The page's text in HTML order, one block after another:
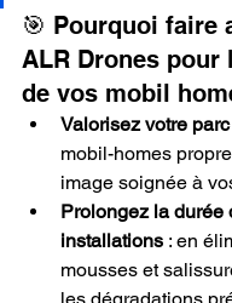
🎯 Pourquoi faire
ALR Drones pour
de vos mobil
Valorisez votre
mobil-homes
image soignée à
Prolongez la durée
installations : en
mousses et